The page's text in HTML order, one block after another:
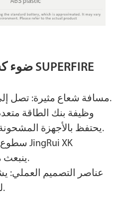
ضوء كشاف محمول باليد SUPERFIRE
1. مسافة شعاع مثيرة: تصل إلى ، متر لرؤية واضحة.
شحن USB يحتفظ بالأجهزة المشحونة أثناء التنقل.
lighttwick ، ينبعث منها شمعة.
للاستقرار أثناء الأنشطة.